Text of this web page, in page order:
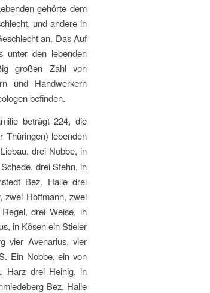
gehörte dem
und andere in
an. Das Auf
unter den lebenden
großen Zahl von
und Handwerkern
befinden.
beträgt 224, die
Thüringen) lebenden
drei Nobbe, in
drei Stehn, in
Bez. Halle drei
zwei Hoffmann, zwei
drei Weise, in
in Kösen ein Stieler
vier Avenarius, vier
Ein Nobbe, ein von
Harz drei Heinig, in
Bez. Halle